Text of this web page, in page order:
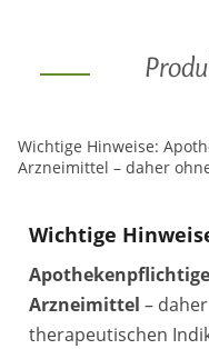
Wichtige Hinweise:
Arzneimittel – daher
Wichtige
Arzneimittel –
therapeutischen